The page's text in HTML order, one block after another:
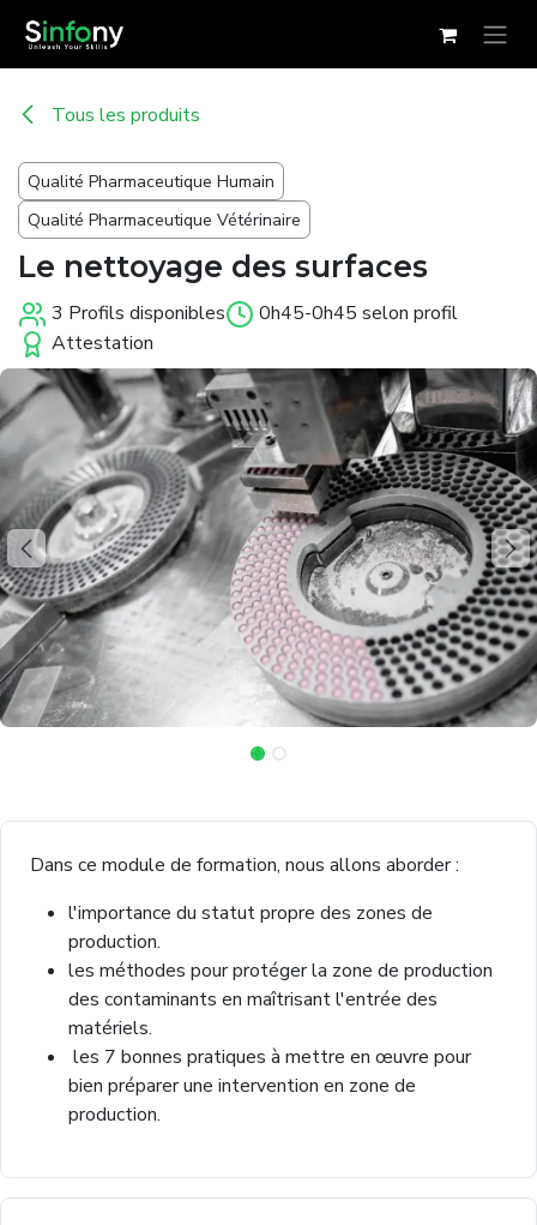
Tous les produits
Qualité Pharmaceutique Humain
Qualité Pharmaceutique Vétérinaire
Le nettoyage des surfaces
3 Profils disponibles
0h45-0h45 selon profil
Attestation
Dans ce module de formation, nous allons aborder :
l'importance du statut propre des zones de
production.
les méthodes pour protéger la zone de production
des contaminants en maîtrisant l'entrée des
matériels.
les 7 bonnes pratiques à mettre en œuvre pour
bien préparer une intervention en zone de
production.